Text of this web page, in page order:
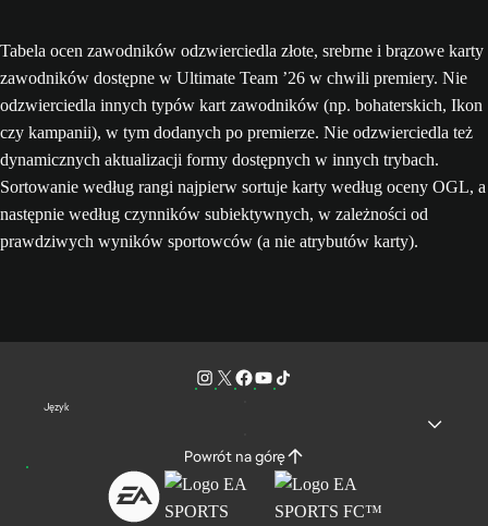
Tabela ocen zawodników odzwierciedla złote, srebrne i brązowe karty
zawodników dostępne w Ultimate Team ’26 w chwili premiery. Nie
odzwierciedla innych typów kart zawodników (np. bohaterskich, Ikon
czy kampanii), w tym dodanych po premierze. Nie odzwierciedla też
dynamicznych aktualizacji formy dostępnych w innych trybach.
Sortowanie według rangi najpierw sortuje karty według oceny OGL, a
następnie według czynników subiektywnych, w zależności od
prawdziwych wyników sportowców (a nie atrybutów karty).
Język
Powrót na górę